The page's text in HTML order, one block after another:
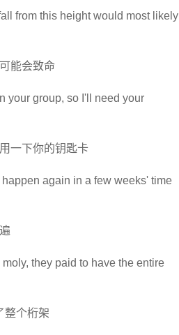
from this height would most likely
能会致命
your group, so I'll need your
一下你的钥匙卡
again in a few weeks' time
they paid to have the entire
整个桁架